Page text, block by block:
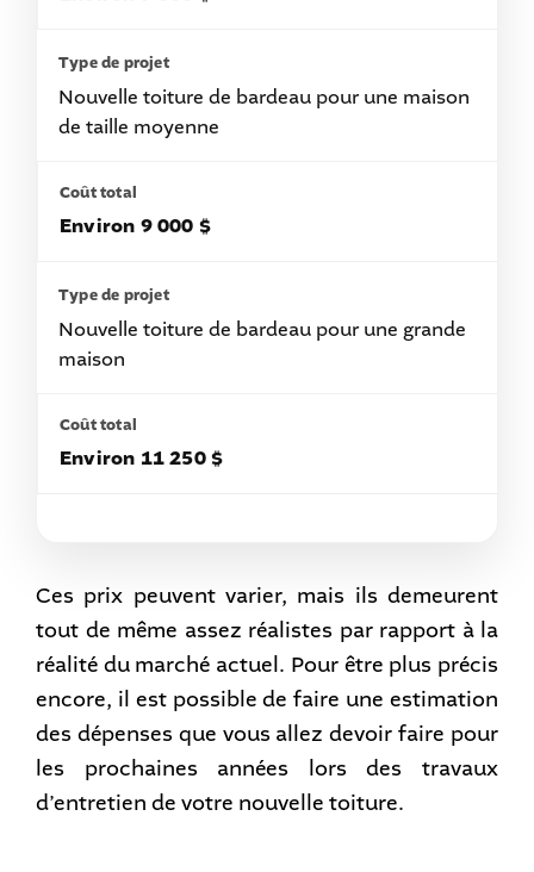
Nouvelle toiture de bardeau pour une maison
de taille moyenne
Environ 9 000 $
Nouvelle toiture de bardeau pour une grande
maison
Environ 11 250 $
Ces prix peuvent varier, mais ils demeurent
tout de même assez réalistes par rapport à la
réalité du marché actuel. Pour être plus précis
encore, il est possible de faire une estimation
des dépenses que vous allez devoir faire pour
les prochaines années lors des travaux
d’entretien de votre nouvelle toiture.